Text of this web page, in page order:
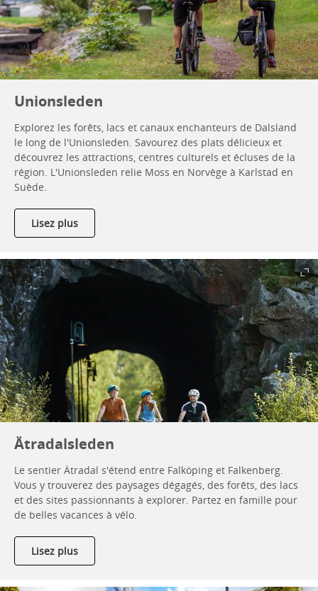
Unionsleden
Explorez les forêts, lacs et canaux enchanteurs de Dalsland
le long de l'Unionsleden. Savourez des plats délicieux et
découvrez les attractions, centres culturels et écluses de la
région. L'Unionsleden relie Moss en Norvège à Karlstad en
Suède.
Lisez plus
Ätradalsleden
Le sentier Ätradal s'étend entre Falköping et Falkenberg.
Vous y trouverez des paysages dégagés, des forêts, des lacs
et des sites passionnants à explorer. Partez en famille pour
de belles vacances à vélo.
Lisez plus